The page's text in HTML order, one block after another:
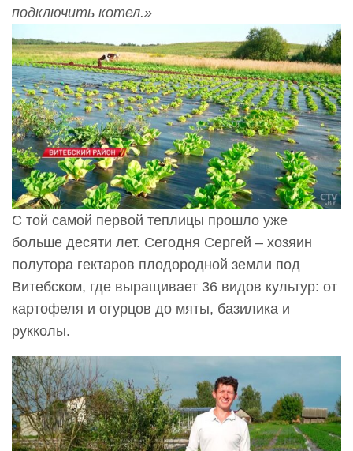
подключить котел.»
С той самой первой теплицы прошло уже
больше десяти лет. Сегодня Сергей – хозяин
полутора гектаров плодородной земли под
Витебском, где выращивает 36 видов культур: от
картофеля и огурцов до мяты, базилика и
рукколы.